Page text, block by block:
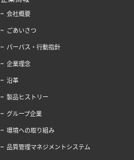
会社概要
ごあいさつ
パーパス・行動指針
企業理念
沿革
製品ヒストリー
グループ企業
環境への取り組み
品質管理マネジメントシステム